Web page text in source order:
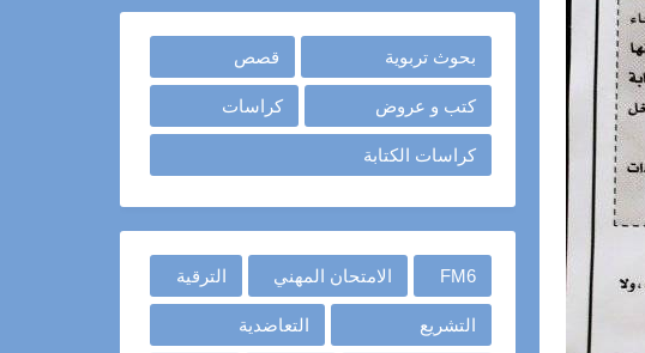
بحوث تربوية قصص
كتب و عروض كراسات
كراسات الكتابة
FM6 الامتحان المهني الترقية
التشريع التعاضدية